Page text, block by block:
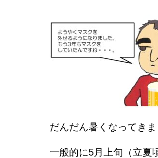
だんだん暑くなってきま
一般的に5月上旬（立夏